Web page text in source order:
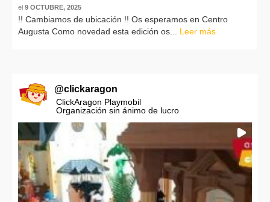
el 9 OCTUBRE, 2025
!! Cambiamos de ubicación !! Os esperamos en Centro
Augusta Como novedad esta edición os... Leer más
@clickaragon
ClickAragon Playmobil
Organización sin ánimo de lucro